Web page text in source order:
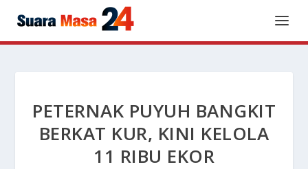
PETERNAK PUYUH BANGKIT
BERKAT KUR, KINI KELOLA
11 RIBU EKOR